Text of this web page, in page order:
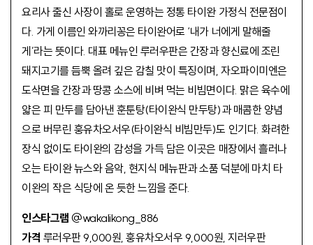
요리사 출신 사장이 홀로 운영하는 정통 타이완 가정식 전문점이
다. 가게 이름인 와까리꽁은 타이완어로 ‘내가 너에게 말해줄
게’라는 뜻이다. 대표 메뉴인 루러우판은 간장과 향신료에 조린
돼지고기를 듬뿍 올려 깊은 감칠 맛이 특징이며, 자오파이미엔은
도삭면을 간장과 땅콩 소스에 비벼 먹는 비빔면이다. 맑은 육수에
얇은 피 만두를 담아낸 훈툰탕(타이완식 만두탕)과 매콤한 양념
으로 버무린 훙유차오서우(타이완식 비빔만두)도 인기다. 화려한
장식 없이도 타이완의 감성을 가득 담은 이곳은 매장에서 흘러나
오는 타이완 뉴스와 음악, 현지식 메뉴판과 소품 덕분에 마치 타
이완의 작은 식당에 온 듯한 느낌을 준다.
인스타그램@wakalikong_886
가격 루러우판 9,000원, 훙유차오서우 9,000원, 지러우판